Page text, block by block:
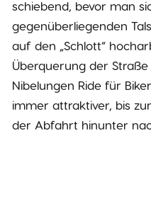
schiebend, bevor man
gegenüberliegenden
auf den „Schlott“
Überquerung der
Nibelungen Ride für
immer attraktiver, bis
der Abfahrt hinunter